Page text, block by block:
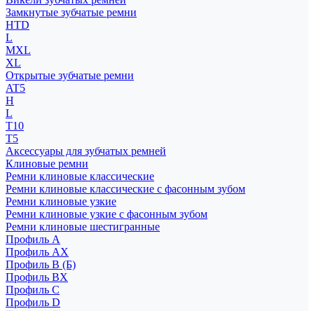
Замкнутые зубчатые ремни
HTD
L
MXL
XL
Открытые зубчатые ремни
AT5
H
L
T10
T5
Аксессуары для зубчатых ремней
Клиновые ремни
Ремни клиновые классические
Ремни клиновые классические с фасонным зубом
Ремни клиновые узкие
Ремни клиновые узкие с фасонным зубом
Ремни клиновые шестигранные
Профиль A
Профиль AX
Профиль B (Б)
Профиль BX
Профиль C
Профиль D